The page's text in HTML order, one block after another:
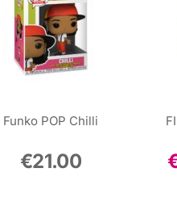
Funko POP Chilli
€21.00